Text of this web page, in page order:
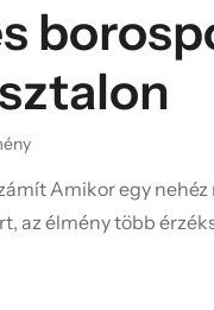
Amikor egy
az élmény több